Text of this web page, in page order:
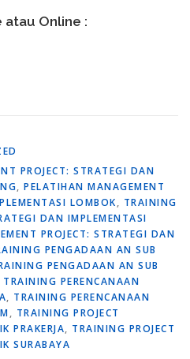
atau Online :
PROJECT: STRATEGI DAN
, PELATIHAN MANAGEMENT
LOMBOK, TRAINING
DAN IMPLEMENTASI
PROJECT: STRATEGI DAN
PENGADAAN AN SUB
PENGADAAN AN SUB
TRAINING PERENCANAAN
, TRAINING PERENCANAAN
, TRAINING PROJECT
PRAKERJA, TRAINING PROJECT
SURABAYA